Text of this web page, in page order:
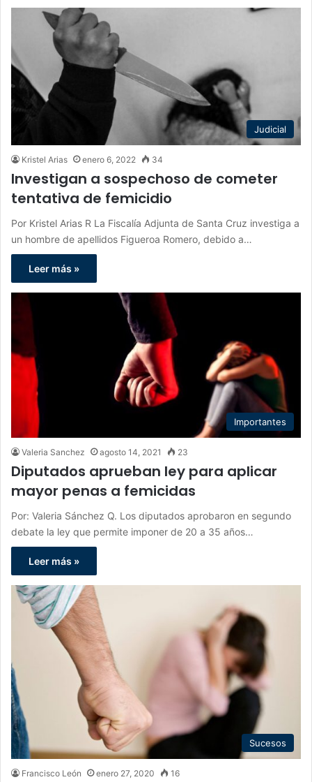
Judicial
Kristel Arias enero 6, 2022 34
Investigan a sospechoso de cometer
tentativa de femicidio
Por Kristel Arias R La Fiscalía Adjunta de Santa Cruz investiga a
un hombre de apellidos Figueroa Romero, debido a…
Leer más »
Importantes
Valeria Sanchez agosto 14, 2021 23
Diputados aprueban ley para aplicar
mayor penas a femicidas
Por: Valeria Sánchez Q. Los diputados aprobaron en segundo
debate la ley que permite imponer de 20 a 35 años…
Leer más »
Sucesos
Francisco León enero 27, 2020 16